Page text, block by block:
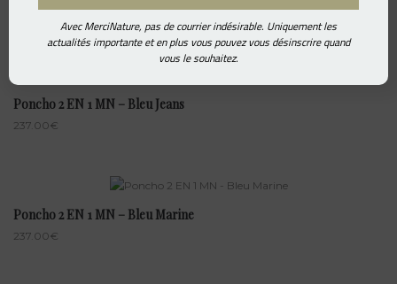
Poncho 2 EN 1 MN – Bleu Jeans
237.00€
Poncho 2 EN 1 MN – Bleu Marine
237.00€
Avec MerciNature, pas de courrier indésirable. Uniquement les
actualités importante et en plus vous pouvez vous désinscrire quand
vous le souhaitez.